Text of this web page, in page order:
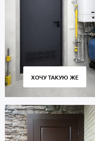
ХОЧУ ТАКУЮ ЖЕ